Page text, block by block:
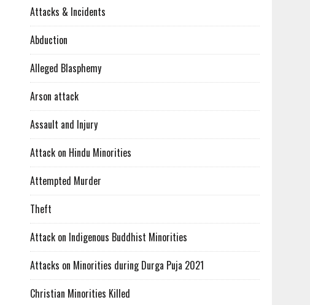
Attacks & Incidents
Abduction
Alleged Blasphemy
Arson attack
Assault and Injury
Attack on Hindu Minorities
Attempted Murder
Theft
Attack on Indigenous Buddhist Minorities
Attacks on Minorities during Durga Puja 2021
Christian Minorities Killed